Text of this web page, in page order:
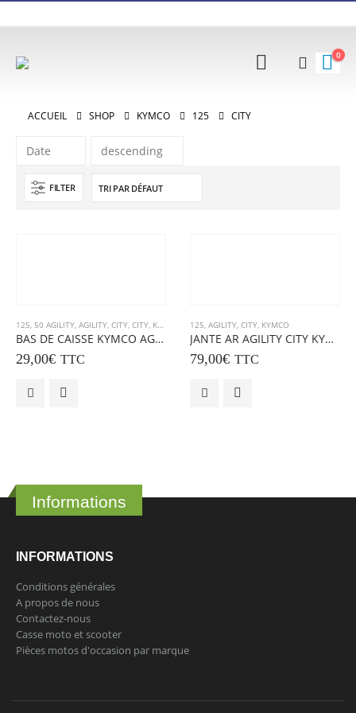
0
ACCUEIL SHOP KYMCO 125 CITY
FILTER
125, 50 AGILITY, AGILITY, CITY, CITY, KYMCO
BAS DE CAISSE KYMCO AGILITY/ CITY 2008 – 2014
29,00€ TTC
125, AGILITY, CITY, KYMCO
JANTE AR AGILITY CITY KYMCO 125
79,00€ TTC
Informations
INFORMATIONS
Conditions générales
A propos de nous
Contactez-nous
Casse moto et scooter
Pièces motos d'occasion par marque